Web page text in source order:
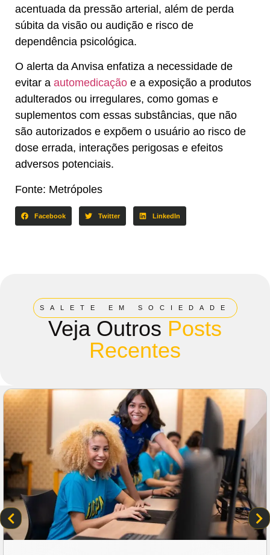
acentuada da pressão arterial, além de perda
súbita da visão ou audição e risco de
dependência psicológica.
O alerta da Anvisa enfatiza a necessidade de
evitar a automedicação e a exposição a produtos
adulterados ou irregulares, como gomas e
suplementos com essas substâncias, que não
são autorizados e expõem o usuário ao risco de
dose errada, interações perigosas e efeitos
adversos potenciais.
Fonte: Metrópoles
Facebook Twitter LinkedIn
SALETE EM SOCIEDADE
Veja Outros Posts
Recentes